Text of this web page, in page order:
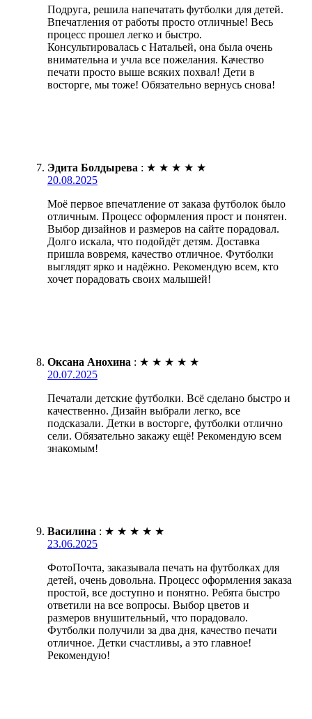
Подруга, решила напечатать футболки для детей.
Впечатления от работы просто отличные! Весь
процесс прошел легко и быстро.
Консультировалась с Натальей, она была очень
внимательна и учла все пожелания. Качество
печати просто выше всяких похвал! Дети в
восторге, мы тоже! Обязательно вернусь снова!
Эдита Болдырева : ★ ★ ★ ★ ★
20.08.2025
Моё первое впечатление от заказа футболок было
отличным. Процесс оформления прост и понятен.
Выбор дизайнов и размеров на сайте порадовал.
Долго искала, что подойдёт детям. Доставка
пришла вовремя, качество отличное. Футболки
выглядят ярко и надёжно. Рекомендую всем, кто
хочет порадовать своих малышей!
Оксана Анохина : ★ ★ ★ ★ ★
20.07.2025
Печатали детские футболки. Всё сделано быстро и
качественно. Дизайн выбрали легко, все
подсказали. Детки в восторге, футболки отлично
сели. Обязательно закажу ещё! Рекомендую всем
знакомым!
Василина : ★ ★ ★ ★ ★
23.06.2025
ФотоПочта, заказывала печать на футболках для
детей, очень довольна. Процесс оформления заказа
простой, все доступно и понятно. Ребята быстро
ответили на все вопросы. Выбор цветов и
размеров внушительный, что порадовало.
Футболки получили за два дня, качество печати
отличное. Детки счастливы, а это главное!
Рекомендую!